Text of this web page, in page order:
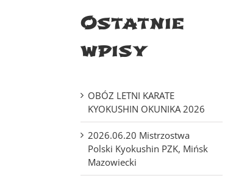
2024.04.14 – Sabaki Cup –
Ostatnie
wpisy
OBÓZ LETNI KARATE
KYOKUSHIN OKUNIKA 2026
2026.06.20 Mistrzostwa
Polski Kyokushin PZK, Mińsk
Mazowiecki